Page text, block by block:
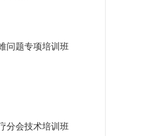
问题专项培训班
分会技术培训班